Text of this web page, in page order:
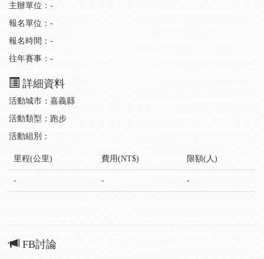
主辦單位：-
報名單位：-
報名時間：-
往年賽事：-
詳細資料
活動城市：嘉義縣
活動類型：跑步
活動組別：
里程(公里) 費用(NT$) 限額(人)
- - -
FB討論